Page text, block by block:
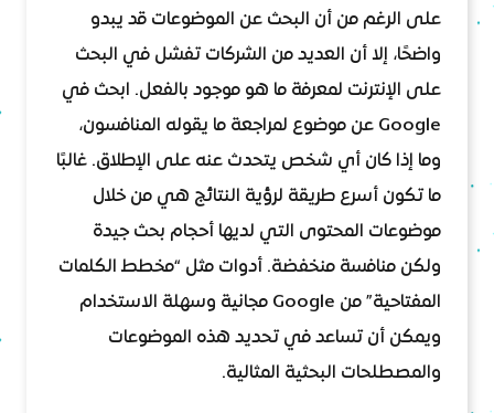
على الرغم من أن البحث عن الموضوعات قد يبدو
واضحًا، إلا أن العديد من الشركات تفشل في البحث
على الإنترنت لمعرفة ما هو موجود بالفعل. ابحث في
Google عن موضوع لمراجعة ما يقوله المنافسون،
وما إذا كان أي شخص يتحدث عنه على الإطلاق. غالبًا
ما تكون أسرع طريقة لرؤية النتائج هي من خلال
موضوعات المحتوى التي لديها أحجام بحث جيدة
ولكن منافسة منخفضة. أدوات مثل “مخطط الكلمات
المفتاحية” من Google مجانية وسهلة الاستخدام
ويمكن أن تساعد في تحديد هذه الموضوعات
والمصطلحات البحثية المثالية.